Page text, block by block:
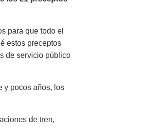
para que todo el
estos preceptos
de servicio público
y pocos años, los
de tren,